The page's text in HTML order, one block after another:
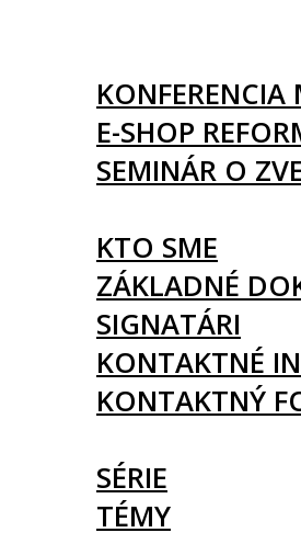
E-SHOP
SEMINÁR O
KTO SME
ZÁKLADNÉ
SIGNATÁRI
KONTAKTNÉ
KONTAKTNÝ
SÉRIE
TÉMY